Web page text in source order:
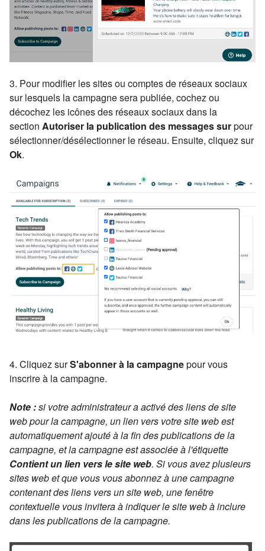
3. Pour modifier les sites ou comptes de réseaux sociaux
sur lesquels la campagne sera publiée, cochez ou
décochez les icônes des réseaux sociaux dans la
section Autoriser la publication des messages surpour
sélectionner/désélectionner le réseau. Ensuite, cliquez sur
Ok.
4. Cliquez surS'abonner à la campagnepour vous
inscrire à la campagne.
Note :si votre administrateur a activé des liens de site
web pour la campagne, un lien vers votre site web est
automatiquement ajouté à la fin des publications de la
campagne, et la campagne est associée à l'étiquette
Contient un lien vers le site web. Si vous avez plusieurs
sites web et que vous vous abonnez à une campagne
contenant des liens vers un site web, une fenêtre
contextuelle vous invitera à indiquer le site web à inclure
dans les publications de la campagne.